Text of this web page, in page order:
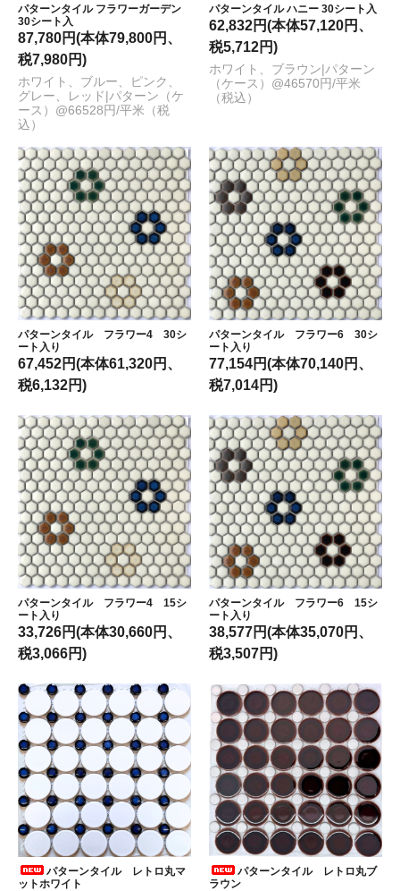
パターンタイル フラワーガーデン
30シート入
87,780円(本体79,800円、
税7,980円)
ホワイト、ブルー、ピンク、
グレー、レッド|パターン（ケ
ース）@66528円/平米（税
込）
パターンタイル ハニー 30シート入
62,832円(本体57,120円、
税5,712円)
ホワイト、ブラウン|パターン
（ケース）@46570円/平米
（税込）
パターンタイル フラワー4 30シ
ート入り
67,452円(本体61,320円、
税6,132円)
パターンタイル フラワー6 30シ
ート入り
77,154円(本体70,140円、
税7,014円)
パターンタイル フラワー4 15シ
ート入り
33,726円(本体30,660円、
税3,066円)
パターンタイル フラワー6 15シ
ート入り
38,577円(本体35,070円、
税3,507円)
パターンタイル レトロ丸マ
ットホワイト
パターンタイル レトロ丸ブ
ラウン